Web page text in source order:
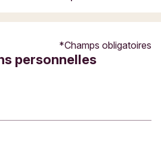
Champs obligatoires
personnelles